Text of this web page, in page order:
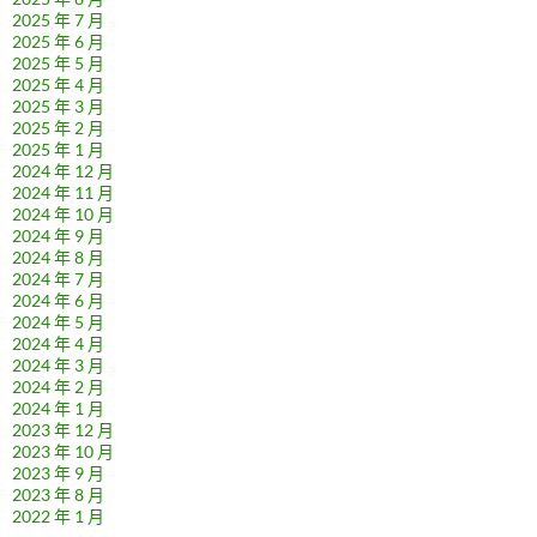
2025 年 7 月
2025 年 6 月
2025 年 5 月
2025 年 4 月
2025 年 3 月
2025 年 2 月
2025 年 1 月
2024 年 12 月
2024 年 11 月
2024 年 10 月
2024 年 9 月
2024 年 8 月
2024 年 7 月
2024 年 6 月
2024 年 5 月
2024 年 4 月
2024 年 3 月
2024 年 2 月
2024 年 1 月
2023 年 12 月
2023 年 10 月
2023 年 9 月
2023 年 8 月
2022 年 1 月